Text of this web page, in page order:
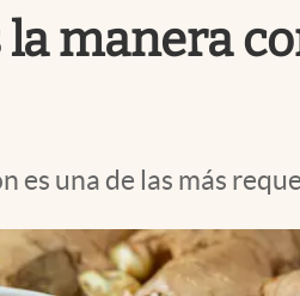
manera
una de las más